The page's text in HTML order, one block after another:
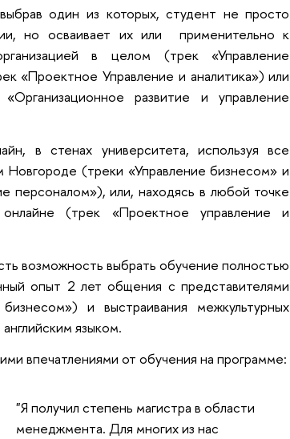
один из которых, студент не просто
но осваивает их или применительно к
в целом (трек «Управление
«Проектное Управление и аналитика») или
развитие и управление
в стенах университета, используя все
(треки «Управление бизнесом» и
персоналом»), или, находясь в любой точке
(трек «Проектное управление и
возможность выбрать обучение полностью
опыт 2 лет общения с представителями
и выстраивания межкультурных
языком.
впечатлениями от обучения на программе:
"Я получил степень магистра в области
менеджмента. Для многих из нас